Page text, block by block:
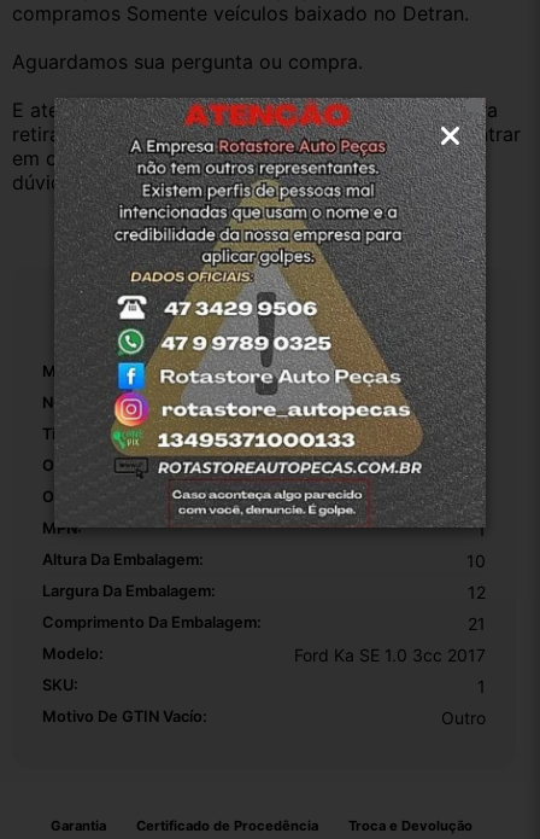
compramos Somente veículos baixado no Detran.
Aguardamos sua pergunta ou compra.
E atenderemos o quanto antes, caso o cliente prefira
retirar na nossa loja física também aceitamos, só entrar
em contato com a equipe Rotasul e tiramos suas
dúvidas.
Especificações
Marca: Ford
Número De Peça: Bm557a564ab
Tipo De Veículo: Carro/Caminhonete
Origem: Original
OEM: 1
MPN: 1
Altura Da Embalagem: 10
Largura Da Embalagem: 12
Comprimento Da Embalagem: 21
Modelo: Ford Ka SE 1.0 3cc 2017
SKU: 1
Motivo De GTIN Vacío: Outro
Garantia Certificado de Procedência Troca e Devolução